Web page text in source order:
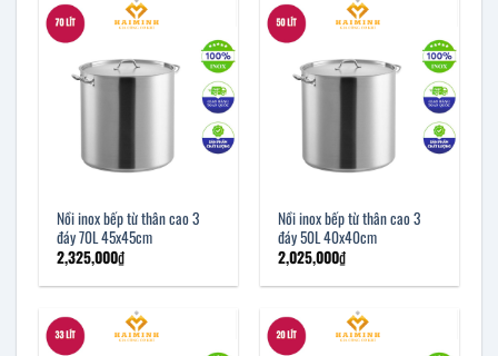
Nồi inox bếp từ thân cao 3
đáy 70L 45x45cm
2,325,000₫
Nồi inox bếp từ thân cao 3
đáy 50L 40x40cm
2,025,000₫